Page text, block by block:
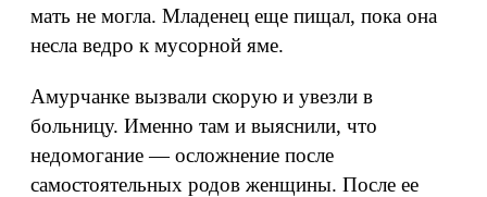
мать не могла. Младенец еще пищал, пока она
несла ведро к мусорной яме.
Амурчанке вызвали скорую и увезли в
больницу. Именно там и выяснили, что
недомогание — осложнение после
самостоятельных родов женщины. После ее